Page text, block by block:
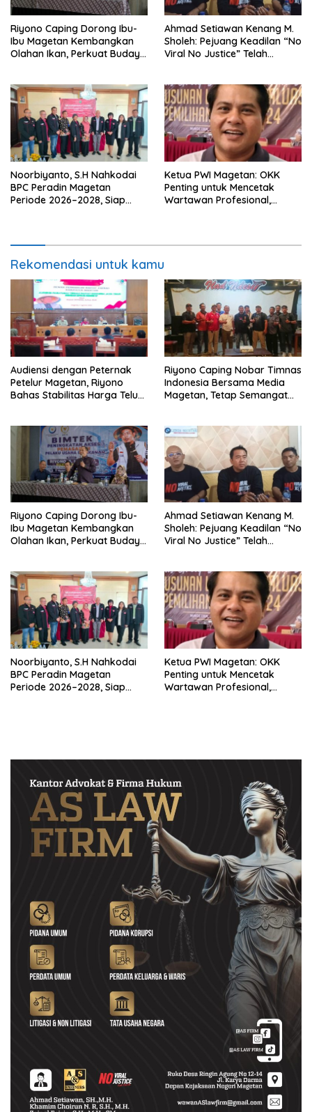
Riyono Caping Dorong Ibu-
Ibu Magetan Kembangkan
Olahan Ikan, Perkuat Budaya
Ahmad Setiawan Kenang M.
Sholeh: Pejuang Keadilan “No
Viral No Justice” Telah
Noorbiyanto, S.H Nahkodai
BPC Peradin Magetan
Periode 2026–2028, Siap
Ketua PWI Magetan: OKK
Penting untuk Mencetak
Wartawan Profesional,
Rekomendasi untuk kamu
Audiensi dengan Peternak
Petelur Magetan, Riyono
Bahas Stabilitas Harga Telur
Riyono Caping Nobar Timnas
Indonesia Bersama Media
Magetan, Tetap Semangat
Riyono Caping Dorong Ibu-
Ibu Magetan Kembangkan
Olahan Ikan, Perkuat Budaya
Ahmad Setiawan Kenang M.
Sholeh: Pejuang Keadilan “No
Viral No Justice” Telah
Noorbiyanto, S.H Nahkodai
BPC Peradin Magetan
Periode 2026–2028, Siap
Ketua PWI Magetan: OKK
Penting untuk Mencetak
Wartawan Profesional,